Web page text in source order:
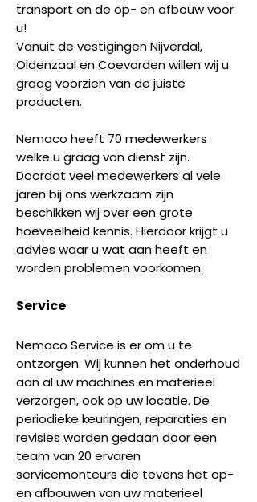
transport en de op- en afbouw voor
u!
Vanuit de vestigingen Nijverdal,
Oldenzaal en Coevorden willen wij u
graag voorzien van de juiste
producten.
Nemaco heeft 70 medewerkers
welke u graag van dienst zijn.
Doordat veel medewerkers al vele
jaren bij ons werkzaam zijn
beschikken wij over een grote
hoeveelheid kennis. Hierdoor krijgt u
advies waar u wat aan heeft en
worden problemen voorkomen.
Service
Nemaco Service is er om u te
ontzorgen. Wij kunnen het onderhoud
aan al uw machines en materieel
verzorgen, ook op uw locatie. De
periodieke keuringen, reparaties en
revisies worden gedaan door een
team van 20 ervaren
servicemonteurs die tevens het op-
en afbouwen van uw materieel